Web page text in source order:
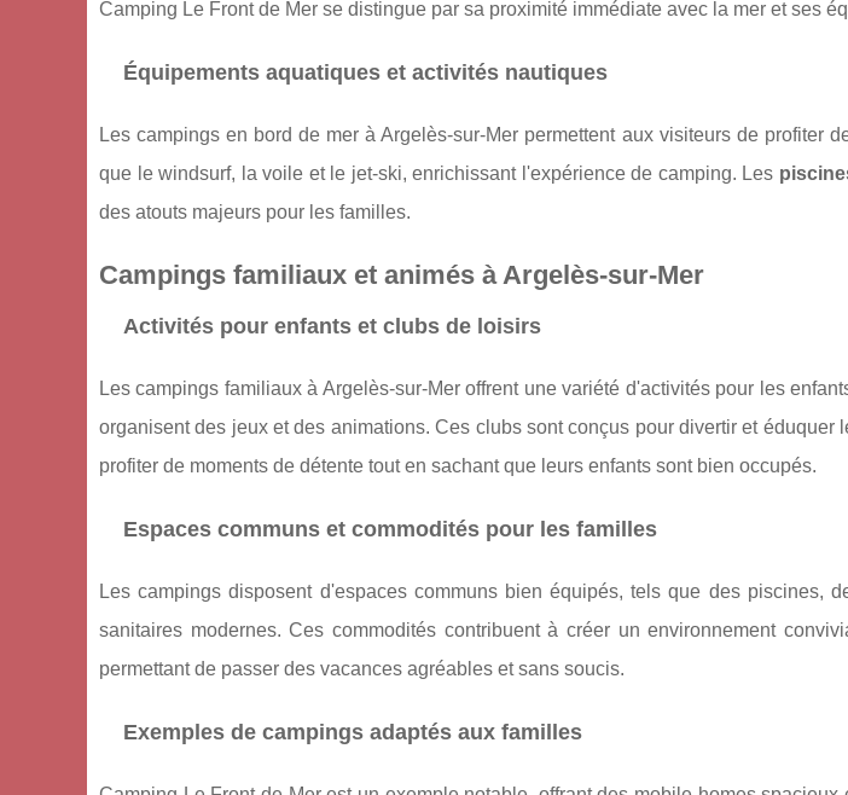
Camping Le Front de Mer se distingue par sa proximité immédiate avec la mer et ses
Équipements aquatiques et activités nautiques
Les campings en bord de mer à Argelès-sur-Mer permettent aux visiteurs de profiter
que le windsurf, la voile et le jet-ski, enrichissant l'expérience de camping. Les
des atouts majeurs pour les familles.
Campings familiaux et animés à Argelès-sur-Mer
Activités pour enfants et clubs de loisirs
Les campings familiaux à Argelès-sur-Mer offrent une variété d'activités pour les
organisent des jeux et des animations. Ces clubs sont conçus pour divertir et éduquer
profiter de moments de détente tout en sachant que leurs enfants sont bien occupés.
Espaces communs et commodités pour les familles
Les campings disposent d'espaces communs bien équipés, tels que des piscines,
sanitaires modernes. Ces commodités contribuent à créer un environnement
permettant de passer des vacances agréables et sans soucis.
Exemples de campings adaptés aux familles